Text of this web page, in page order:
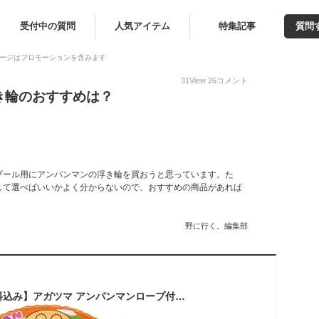
受付中の質問 人気アイテム 特集記事 質問
ジはプロモーションを含みます
31View 26コメント
のおすすめは？
ル用にアンパンマンの浮き輪を買おうと思っています。た
選べばいいかよく分からないので、おすすめの商品があれば
野に行く。編集部
【メール便利用！送料込み】アガツマ アンパンマンロープ付き浮輪50cm